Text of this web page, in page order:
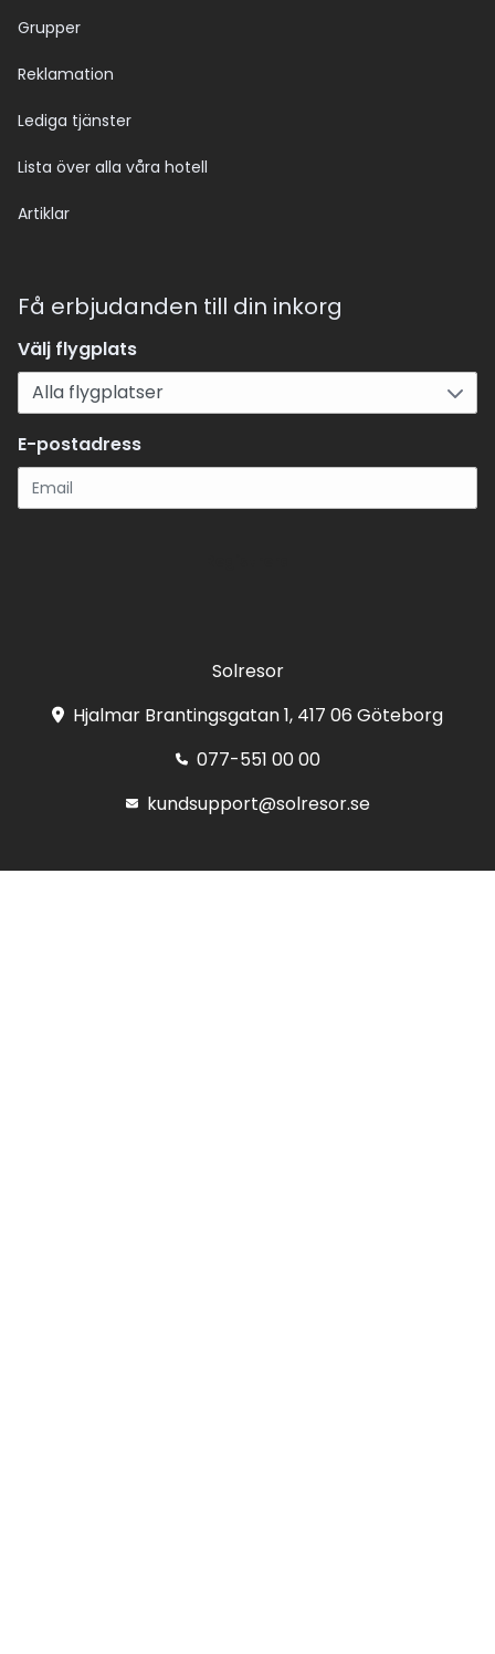
Grupper
Reklamation
Lediga tjänster
Lista över alla våra hotell
Artiklar
Få erbjudanden till din inkorg
Välj flygplats
E-postadress
Solresor
Hjalmar Brantingsgatan 1, 417 06 Göteborg
077-551 00 00
kundsupport@solresor.se